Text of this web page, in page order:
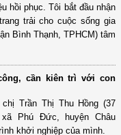
hồi phục. Tôi bắt đầu nhận
trải cho cuộc sống gia
Bình Thạnh, TPHCM) tâm
cần kiên trì với con
Trần Thị Thu Hồng (37
Phú Đức, huyện Châu
khởi nghiệp của mình.